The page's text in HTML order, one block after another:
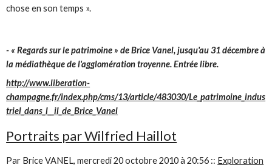
chose en son temps ».
- « Regards sur le patrimoine » de Brice Vanel, jusqu'au 31 décembre à
la médiathèque de l'agglomération troyenne. Entrée libre.
http://www.liberation-
champagne.fr/index.php/cms/13/article/483030/Le_patrimoine_indus
triel_dans_l__il_de_Brice_Vanel
Portraits par Wilfried Haillot
Par Brice VANEL, mercredi 20 octobre 2010 à 20:56 :: Exploration